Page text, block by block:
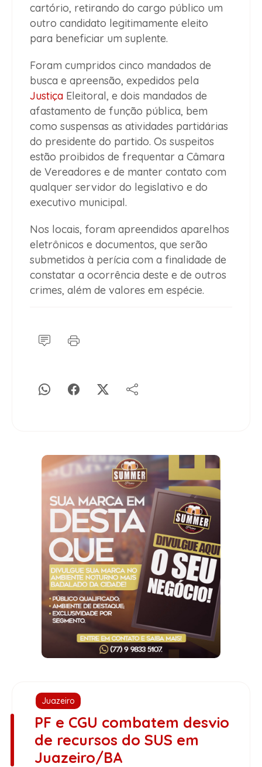
cartório, retirando do cargo público um
outro candidato legitimamente eleito
para beneficiar um suplente.
Foram cumpridos cinco mandados de
busca e apreensão, expedidos pela
Justiça Eleitoral, e dois mandados de
afastamento de função pública, bem
como suspensas as atividades partidárias
do presidente do partido. Os suspeitos
estão proibidos de frequentar a Câmara
de Vereadores e de manter contato com
qualquer servidor do legislativo e do
executivo municipal.
Nos locais, foram apreendidos aparelhos
eletrônicos e documentos, que serão
submetidos à perícia com a finalidade de
constatar a ocorrência deste e de outros
crimes, além de valores em espécie.
Juazeiro
PF e CGU combatem desvio
de recursos do SUS em
Juazeiro/BA